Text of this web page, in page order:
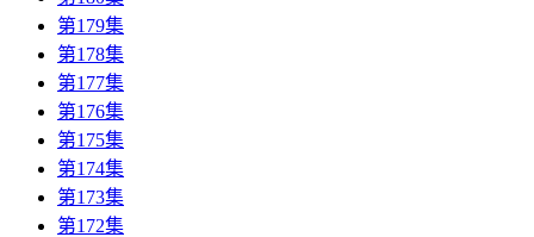
第179集
第178集
第177集
第176集
第175集
第174集
第173集
第172集